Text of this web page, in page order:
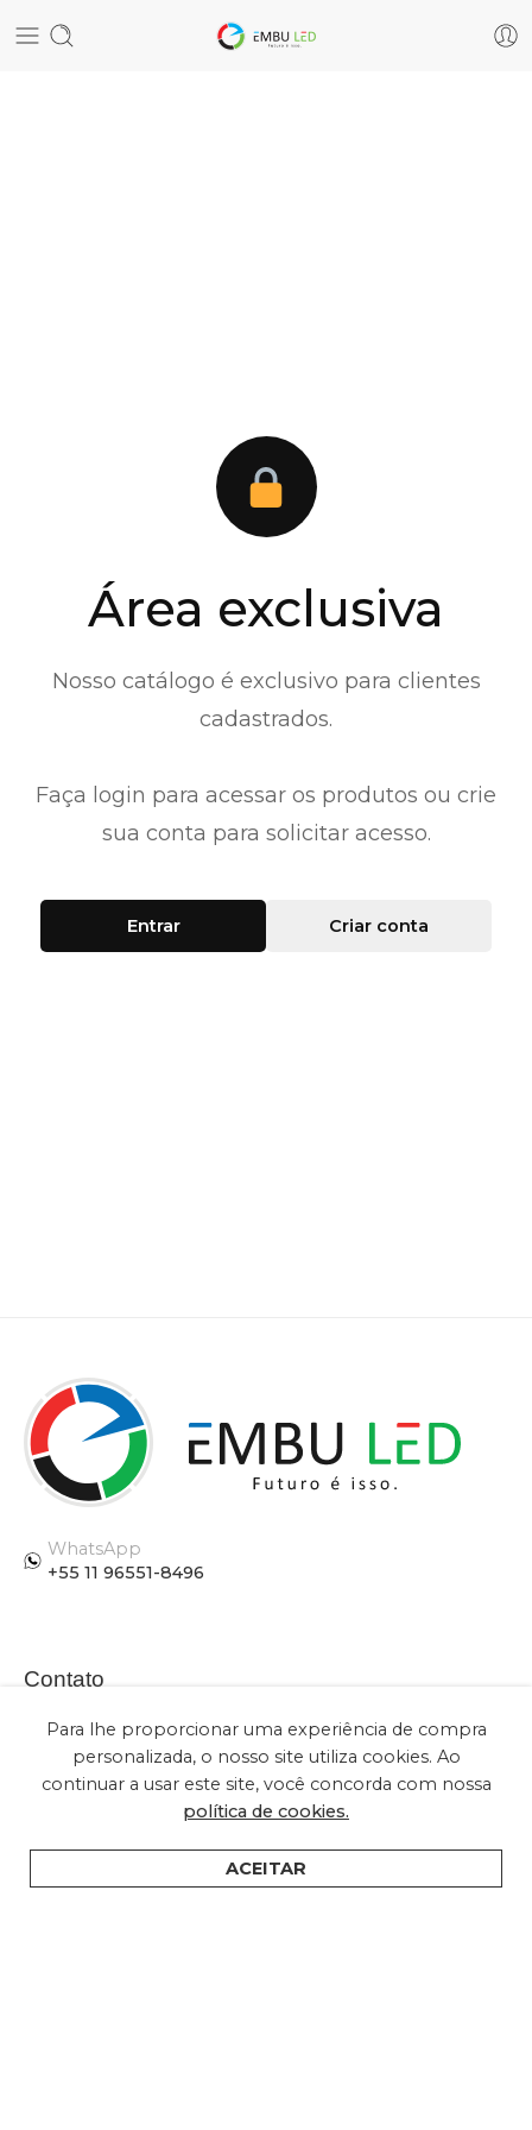
Área exclusiva
Nosso catálogo é exclusivo para clientes
cadastrados.
Faça login para acessar os produtos ou crie
sua conta para solicitar acesso.
Entrar Criar conta
WhatsApp
+55 11 96551-8496
Contato
(+55) 11 2028-2616
sac@embuled.com
contato@embuled.com
Para lhe proporcionar uma experiência de compra
personalizada, o nosso site utiliza cookies. Ao
continuar a usar este site, você concorda com nossa
política de cookies.
ACEITAR